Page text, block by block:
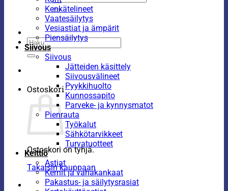
Etsi:
Ostoskori
Ostoskori on tyhjä.
Takaisin kauppaan
Kenkätelineet
Vaatesäilytys
Vesiastiat ja ämpärit
Piensäilytys
Siivous
Siivous
Jätteiden käsittely
Siivousvälineet
Pyykkihuolto
Kunnossapito
Parveke- ja kynnysmatot
Pienrauta
Työkalut
Sähkötarvikkeet
Turvatuotteet
Keittiö
Astiat
Kernit ja vahakankaat
Pakastus- ja säilytysrasiat